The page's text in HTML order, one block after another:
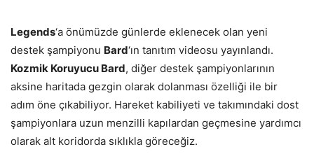
Legends‘a önümüzde günlerde eklenecek olan yeni
destek şampiyonu Bard‘ın tanıtım videosu yayınlandı.
Kozmik Koruyucu Bard, diğer destek şampiyonlarının
aksine haritada gezgin olarak dolanması özelliği ile bir
adım öne çıkabiliyor. Hareket kabiliyeti ve takımındaki dost
şampiyonlara uzun menzilli kapılardan geçmesine yardımcı
olarak alt koridorda sıklıkla göreceğiz.